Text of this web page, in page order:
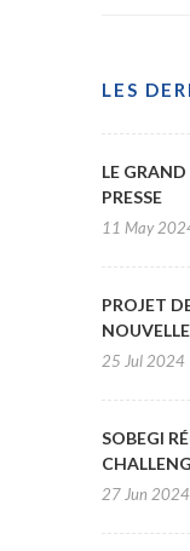
LES
LE
PRESSE
11 May
PROJET
25 Jul 2024
SOBEGI
27 Jun 2024